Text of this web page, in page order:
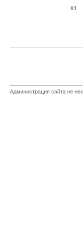
#3
Администрация сайта не